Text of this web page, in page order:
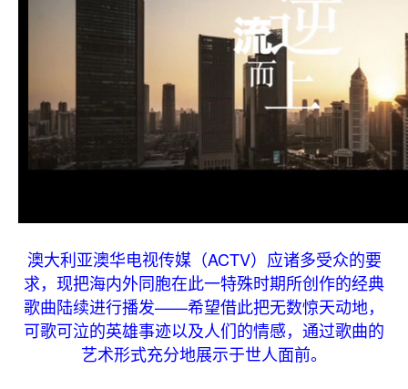
澳大利亚澳华电视传媒（ACTV）应诸多受众的要
求，现把海内外同胞在此一特殊时期所创作的经典
歌曲陆续进行播发——希望借此把无数惊天动地，
可歌可泣的英雄事迹以及人们的情感，通过歌曲的
艺术形式充分地展示于世人面前。